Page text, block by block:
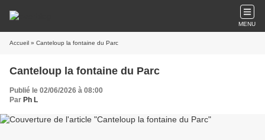
MENU
Accueil » Canteloup la fontaine du Parc
Canteloup la fontaine du Parc
Publié le 02/06/2026 à 08:00
Par Ph L